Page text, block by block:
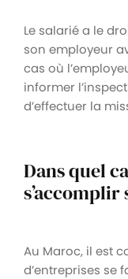
Le salarié a le
son employeur
cas où
informer
d’effectuer la
Dans quel
s’accomplir
Au Maroc, il est
d’entreprises se